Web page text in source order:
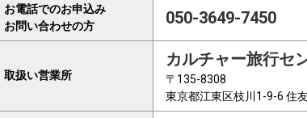
お電話でのお申込み
お問い合わせの方
050-3649-7450
取扱い営業所
カルチャー旅行セ
〒135-8308
東京都江東区枝川1-9-6 住